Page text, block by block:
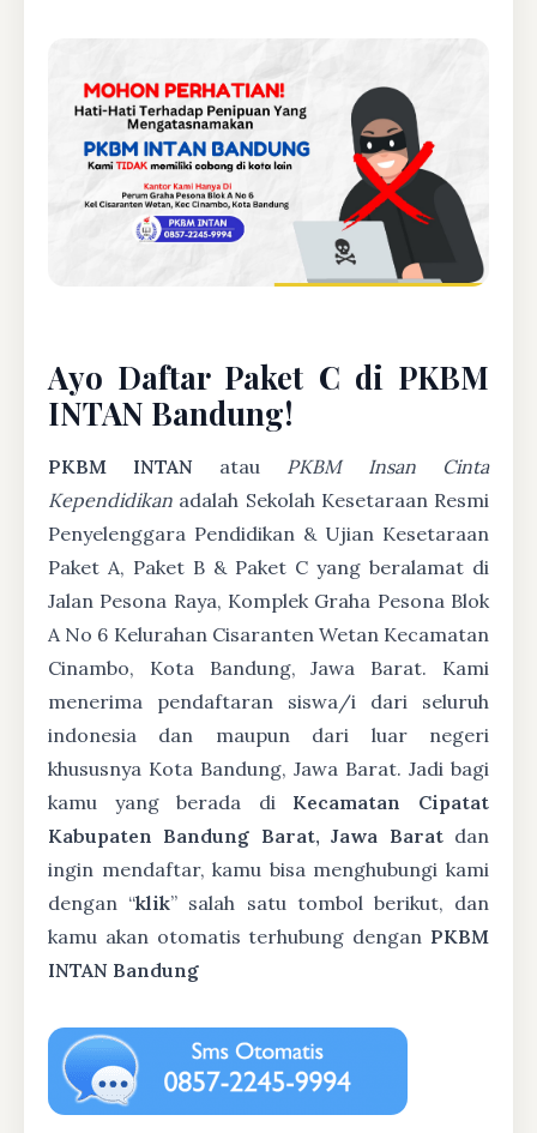
Ayo Daftar Paket C di PKBM
INTAN Bandung!
PKBM INTAN atau PKBM Insan Cinta
Kependidikan adalah Sekolah Kesetaraan Resmi
Penyelenggara Pendidikan & Ujian Kesetaraan
Paket A, Paket B & Paket C yang beralamat di
Jalan Pesona Raya, Komplek Graha Pesona Blok
A No 6 Kelurahan Cisaranten Wetan Kecamatan
Cinambo, Kota Bandung, Jawa Barat. Kami
menerima pendaftaran siswa/i dari seluruh
indonesia dan maupun dari luar negeri
khususnya Kota Bandung, Jawa Barat. Jadi bagi
kamu yang berada di Kecamatan Cipatat
Kabupaten Bandung Barat, Jawa Baratdan
ingin mendaftar, kamu bisa menghubungi kami
dengan “klik” salah satu tombol berikut, dan
kamu akan otomatis terhubung dengan PKBM
INTAN Bandung